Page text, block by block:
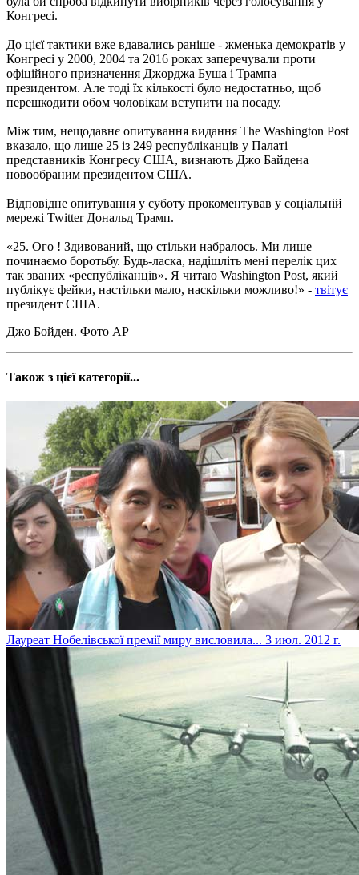
Конгресі.
До цієї тактики вже вдавались раніше - жменька демократів у
Конгресі у 2000, 2004 та 2016 роках заперечували проти
офіційного призначення Джорджа Буша і Трампа
президентом. Але тоді їх кількості було недостатньо, щоб
перешкодити обом чоловікам вступити на посаду.
Між тим, нещодавнє опитування видання The Washington Post
вказало, що лише 25 із 249 республіканців у Палаті
представників Конгресу США, визнають Джо Байдена
новообраним президентом США.
Відповідне опитування у суботу прокоментував у соціальній
мережі Twitter Дональд Трамп.
«25. Ого ! Здивований, що стільки набралось. Ми лише
починаємо боротьбу. Будь-ласка, надішліть мені перелік цих
так званих «республіканців». Я читаю Washington Post, який
публікує фейки, настільки мало, наскільки можливо!» - твітує
президент США.
Джо Бойден. Фото АР
Також з цієї категорії...
Лауреат Нобелівської премії миру висловила... 3 июл. 2012 г.